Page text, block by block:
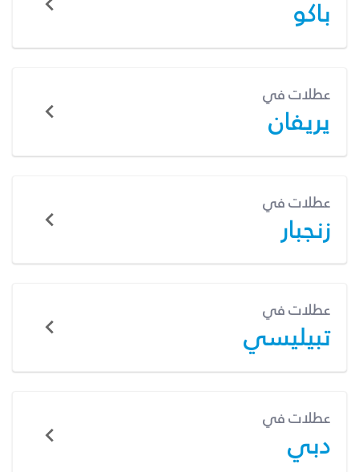
باكو
عطلات في
يريفان
عطلات في
زنجبار
عطلات في
تبيليسي
عطلات في
دبي